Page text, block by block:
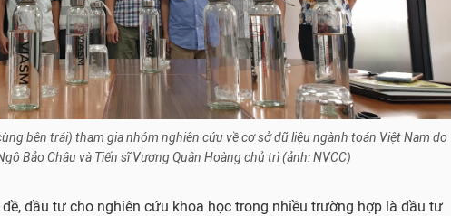
bên trái) tham gia nhóm nghiên cứu về cơ sở dữ liệu ngành toán Việt Nam do
Bảo Châu và Tiến sĩ Vương Quân Hoàng chủ trì (ảnh: NVCC)
đầu tư cho nghiên cứu khoa học trong nhiều trường hợp là đầu tư